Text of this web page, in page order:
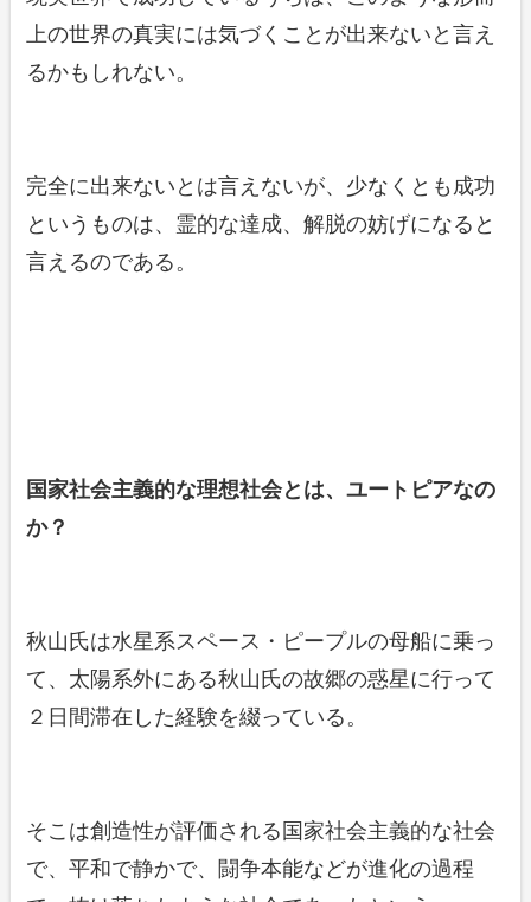
上の世界の真実には気づくことが出来ないと言え
るかもしれない。
完全に出来ないとは言えないが、少なくとも成功
というものは、霊的な達成、解脱の妨げになると
言えるのである。
国家社会主義的な理想社会とは、ユートピアなの
か？
秋山氏は水星系スペース・ピープルの母船に乗っ
て、太陽系外にある秋山氏の故郷の惑星に行って
２日間滞在した経験を綴っている。
そこは創造性が評価される国家社会主義的な社会
で、平和で静かで、闘争本能などが進化の過程